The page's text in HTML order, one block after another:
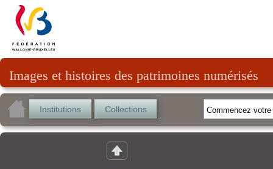
Images et histoires des patrimoines numérisés
Institutions Collections